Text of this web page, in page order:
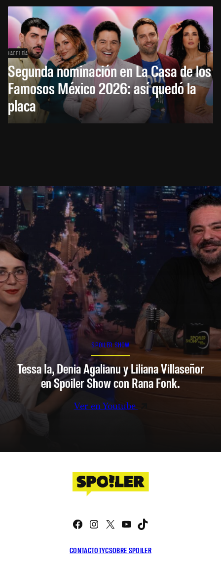
HACE 1 DÍA
Segunda nominación en La Casa de los
Famosos México 2026: así quedó la
placa
SPOILER SHOW
Tessa Ia, Denia Agalianu y Liliana Villaseñor
en Spoiler Show con Rana Fonk.
Ver en Youtube
CONTACTOTYCSOBRE SPOILER
Facebook
Instagram
X YouTube